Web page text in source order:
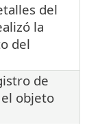
del
la
del
de
objeto